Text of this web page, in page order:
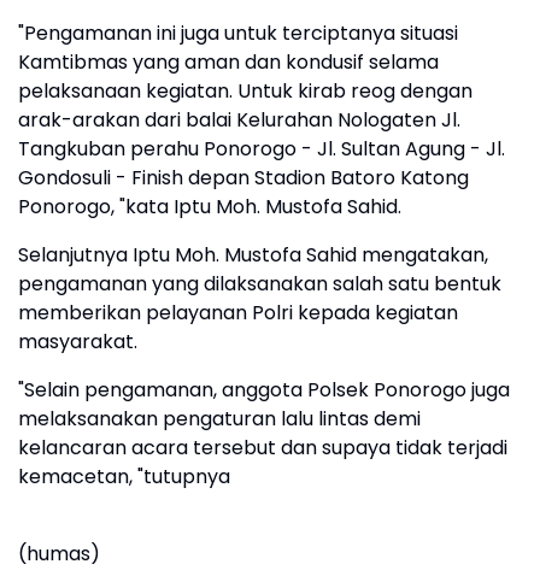
"Pengamanan ini juga untuk terciptanya situasi
Kamtibmas yang aman dan kondusif selama
pelaksanaan kegiatan. Untuk kirab reog dengan
arak-arakan dari balai Kelurahan Nologaten Jl.
Tangkuban perahu Ponorogo - Jl. Sultan Agung - Jl.
Gondosuli - Finish depan Stadion Batoro Katong
Ponorogo, "kata Iptu Moh. Mustofa Sahid.
Selanjutnya Iptu Moh. Mustofa Sahid mengatakan,
pengamanan yang dilaksanakan salah satu bentuk
memberikan pelayanan Polri kepada kegiatan
masyarakat.
"Selain pengamanan, anggota Polsek Ponorogo juga
melaksanakan pengaturan lalu lintas demi
kelancaran acara tersebut dan supaya tidak terjadi
kemacetan, "tutupnya
(humas)